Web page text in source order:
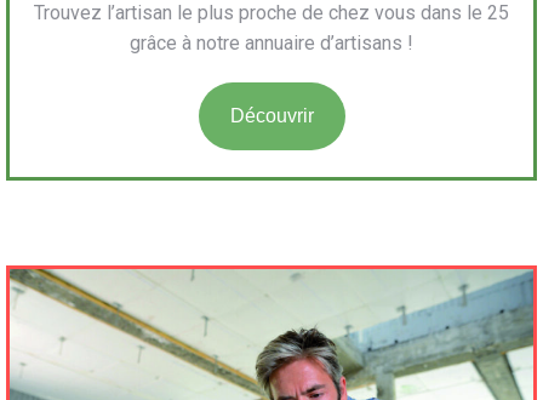
Trouvez l’artisan le plus proche de chez vous dans le 25
grâce à notre annuaire d’artisans !
Découvrir